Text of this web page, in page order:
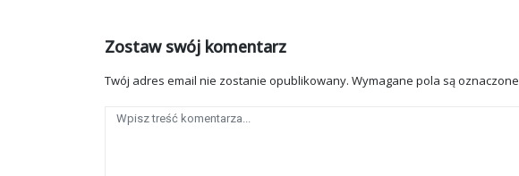
Zostaw swój komentarz
Twój adres email nie zostanie opublikowany. Wymagane pola są oznaczone